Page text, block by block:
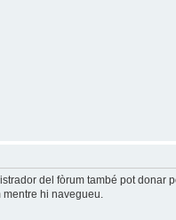
del fòrum també pot
mentre hi navegueu.